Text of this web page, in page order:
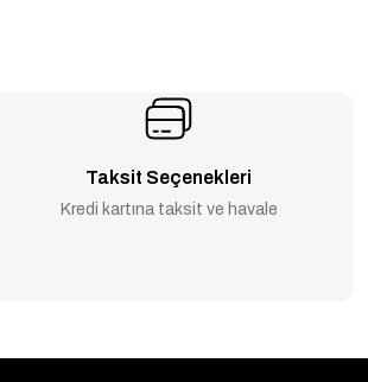
Taksit Seçenekleri
Kredi kartına taksit ve havale